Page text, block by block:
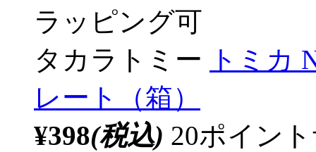
ラッピング可
タカラトミー
トミカ
レート（箱）
¥398(税込) 20ポイン